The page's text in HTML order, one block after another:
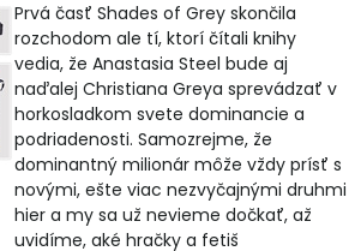
Prvá časť Shades of Grey skončila
rozchodom ale tí, ktorí čítali knihy
vedia, že Anastasia Steel bude aj
naďalej Christiana Greya sprevádzať v
horkosladkom svete dominancie a
podriadenosti. Samozrejme, že
dominantný milionár môže vždy prísť s
novými, ešte viac nezvyčajnými druhmi
hier a my sa už nevieme dočkať, až
uvidíme, aké hračky a fetiš